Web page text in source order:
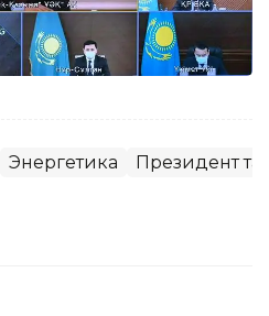
Энергетика Президент